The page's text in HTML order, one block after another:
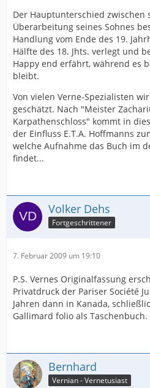
Der Hauptunterschied zwischen
Überarbeitung seines Sohnes
Handlung vom Ende des 19.
Hälfte des 18. Jhts. verlegt und
Happy end erfährt, während es
bleibt.
Von vielen Verne-Spezialisten
geschätzt. Nach "Meister
Karpathenschloss" kommt in
der Einfluss E.T.A. Hoffmanns
welche Aufnahme das Buch im
findet...
Volker Dehs
Fortgeschrittener
7. Februar 2009 um 19:10
P.S. Vernes Originalfassung
Privatdruck der Pariser Société
Jahren dann in Kanada,
Gallimard folio als Taschenbuch.
Bernhard
Vernian - Vernetusiast